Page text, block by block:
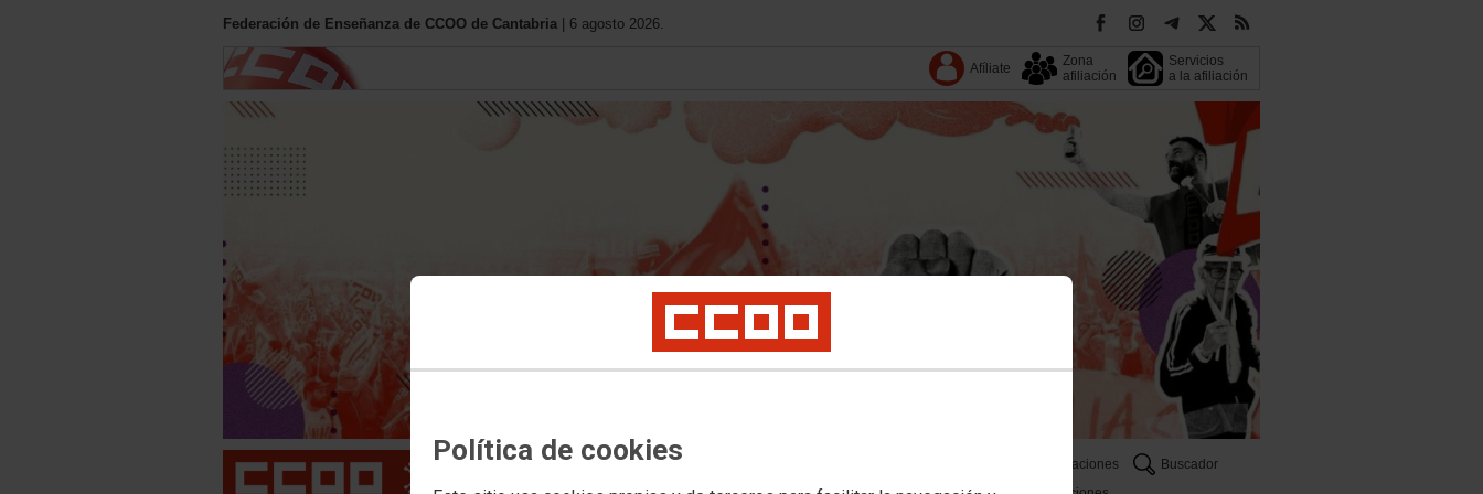
Política de cookies
Federación de Enseñanza de CCOO de Cantabria | 6 agosto 2026.
Afíliate
Zona
afiliación
Servicios
a la afiliación
Publicaciones
Buscador